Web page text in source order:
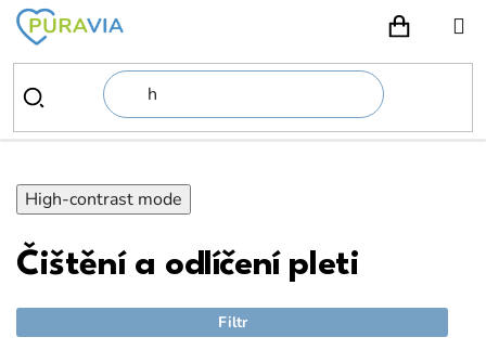
Přejít
obsah
High-contrast mode
Čištění a odlíčení pleti
Filtr